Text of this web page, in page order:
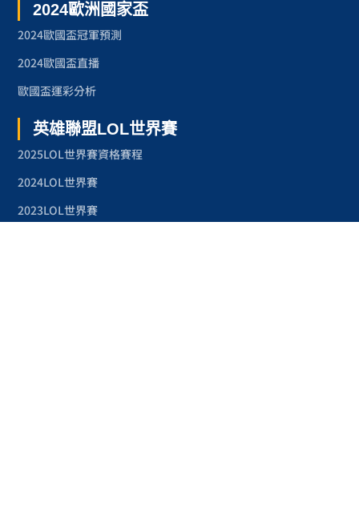
2024歐洲國家盃
2024歐國盃冠軍預測
2024歐國盃直播
歐國盃運彩分析
英雄聯盟LOL世界賽
2025LOL世界賽資格賽程
2024LOL世界賽
2023LOL世界賽